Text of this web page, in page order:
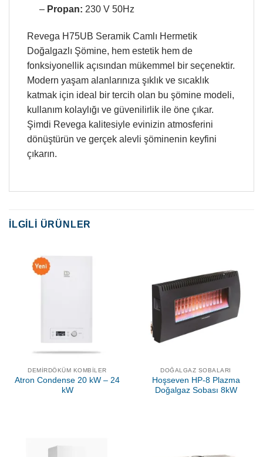
– Propan: 230 V 50Hz
Revega H75UB Seramik Camlı Hermetik
Doğalgazlı Şömine, hem estetik hem de
fonksiyonellik açısından mükemmel bir seçenektir.
Modern yaşam alanlarınıza şıklık ve sıcaklık
katmak için ideal bir tercih olan bu şömine modeli,
kullanım kolaylığı ve güvenilirlik ile öne çıkar.
Şimdi Revega kalitesiyle evinizin atmosferini
dönüştürün ve gerçek alevli şöminenin keyfini
çıkarın.
İLGILI ÜRÜNLER
DEMIRDÖKÜM KOMBILER
Atron Condense 20 kW – 24
kW
DOĞALGAZ SOBALARI
Hoşseven HP-8 Plazma
Doğalgaz Sobası 8kW